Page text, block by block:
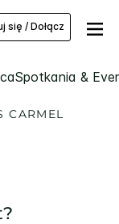
się / Dołącz
Spotkania &
CARMEL